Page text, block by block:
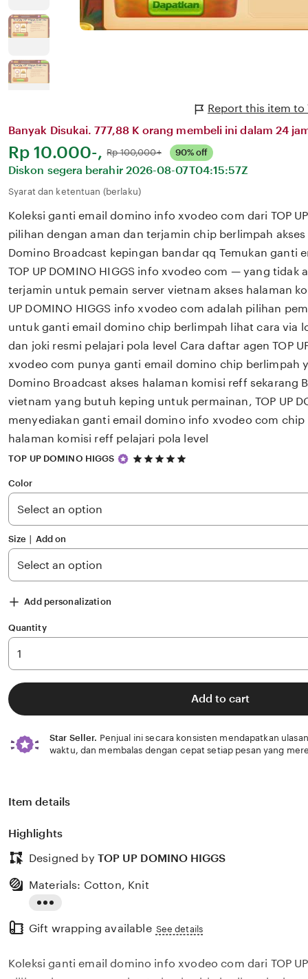
Report this item to
Banyak Disukai. 777,88 K orang membeli ini dalam 24
Harga:
Rp 10.000-, Normal:
Rp 100,000+ 90% off
Diskon segera berahir 2026-08-07T04:15:57Z
Syarat dan ketentuan (berlaku)
Koleksi ganti email domino info xvodeo com dari TOP
pilihan dengan aman dan terjamin chip berlimpah
Domino Broadcast kepingan bandar qq Temukan ganti
TOP UP DOMINO HIGGS info xvodeo com — yang tidak
terjamin untuk pemain server vietnam akses halaman
UP DOMINO HIGGS info xvodeo com adalah pilihan
untuk ganti email domino chip berlimpah lihat cara via
dan joki resmi pelajari pola level Cara daftar agen TOP
xvodeo com punya ganti email domino chip berlimpah
Domino Broadcast akses halaman komisi reff sekarang
vietnam yang butuh keping untuk permainan, TOP UP
menyediakan ganti email domino info xvodeo com chip
halaman komisi reff pelajari pola level
TOP UP DOMINO HIGGS
5
5
Color
Size ∣ Add on
Add personalization
Quantity
Add to cart
Star Seller. Penjual ini secara konsisten mendapatkan
waktu, dan membalas dengan cepat setiap pesan yang
Item details
Highlights
Designed by TOP UP DOMINO HIGGS
the
description
Materials: Cotton, Knit
Gift wrapping available See details
Koleksi ganti email domino info xvodeo com dari TOP